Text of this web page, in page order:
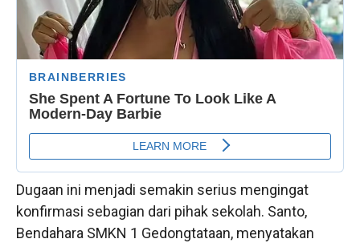
Dugaan ini menjadi semakin serius mengingat
konfirmasi sebagian dari pihak sekolah. Santo,
Bendahara SMKN 1 Gedongtataan, menyatakan